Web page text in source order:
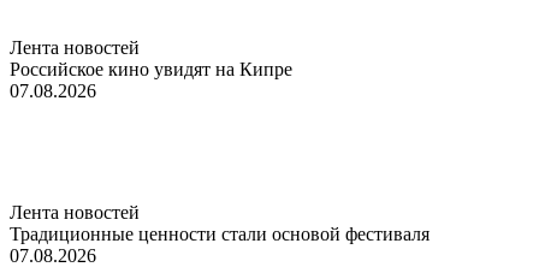
Лента новостей
Российское кино увидят на Кипре
07.08.2026
Лента новостей
Традиционные ценности стали основой фестиваля
07.08.2026